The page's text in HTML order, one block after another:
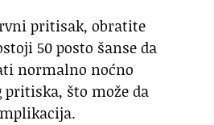
pritisak, obratite
50 posto šanse da
normalno noćno
pritiska, što može da